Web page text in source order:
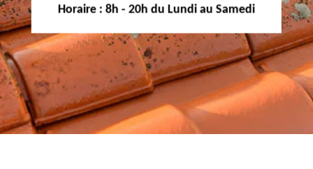
Horaire : 8h - 20h du Lundi au Samedi